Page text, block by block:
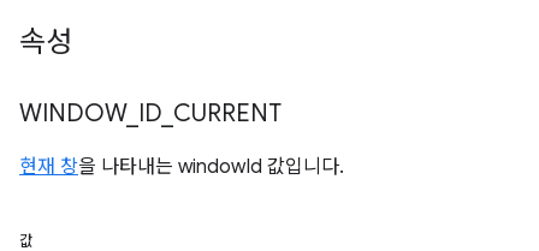
속성
WINDOW_ ID CURRENT
현재 창을 나타내는 windowId 값입니다.
값